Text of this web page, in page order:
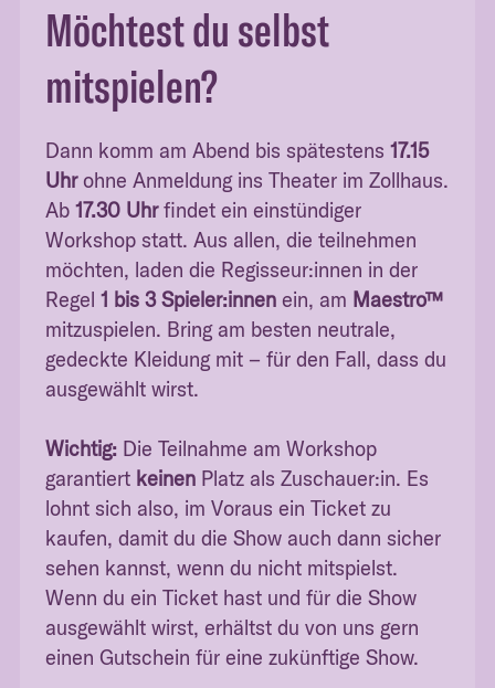
Möchtest du selbst
mitspielen?
Dann komm am Abend bis spätestens17.15
Uhrohne Anmeldung ins Theater im Zollhaus.
Ab17.30 Uhrfindet ein einstündiger
Workshop statt. Aus allen, die teilnehmen
möchten, laden die Regisseur:innen in der
Regel1 bis 3 Spieler:innen ein, am Maestro™
mitzuspielen. Bring am besten neutrale,
gedeckte Kleidung mit – für den Fall, dass du
ausgewählt wirst.
Wichtig: Die Teilnahme am Workshop
garantiert keinen Platz als Zuschauer:in. Es
lohnt sich also, im Voraus ein Ticket zu
kaufen, damit du die Show auch dann sicher
sehen kannst, wenn du nicht mitspielst.
Wenn du ein Ticket hast und für die Show
ausgewählt wirst, erhältst du von uns gern
einen Gutschein für eine zukünftige Show.